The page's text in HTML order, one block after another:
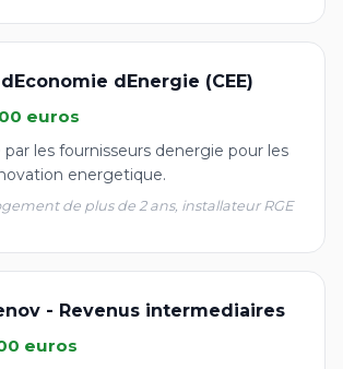
dEnergie (CEE)
euros
les fournisseurs denergie pour les
energetique.
de plus de 2 ans, installateur RGE
- Revenus intermediaires
euros